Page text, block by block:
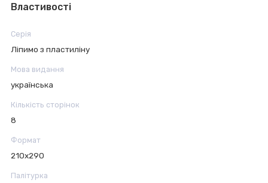
Властивості
Серія
Ліпимо з пластиліну
Мова видання
українська
Кількість сторінок
8
Формат
210х290
Палітурка